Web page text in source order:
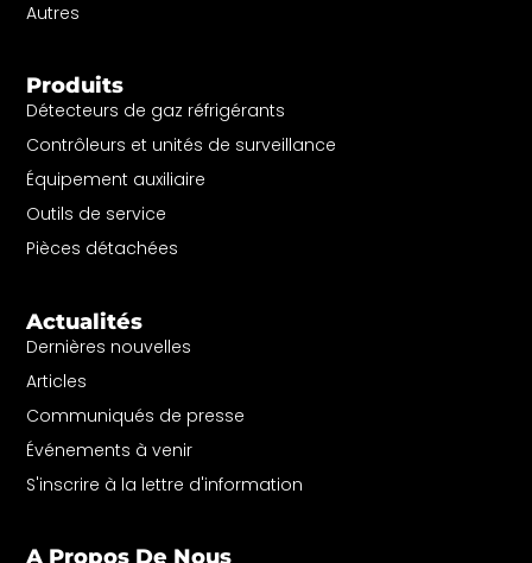
Autres
Produits
Détecteurs de gaz réfrigérants
Contrôleurs et unités de surveillance
Équipement auxiliaire
Outils de service
Pièces détachées
Actualités
Dernières nouvelles
Articles
Communiqués de presse
Événements à venir
S'inscrire à la lettre d'information
A Propos De Nous